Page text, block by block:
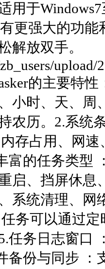
用于
更强大的功
解放双手。
的主要特
小时、天、周
农历。2.系统
存占用、网
富的任务类型
启、挡屏休息
系统清理、网
务可以通过
任务日志窗口
备份与同步